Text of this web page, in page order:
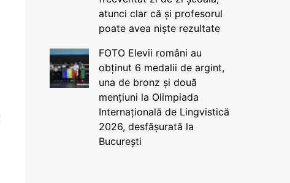
atunci clar că și profesorul
poate avea niște rezultate
FOTO Elevii români au
obținut 6 medalii de argint,
una de bronz și două
mențiuni la Olimpiada
Internațională de Lingvistică
2026, desfășurată la
București